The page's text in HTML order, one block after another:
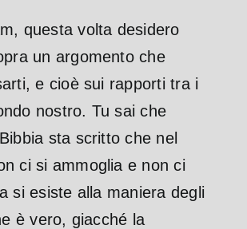
questa volta desidero
un argomento che
e cioè sui rapporti tra i
nostro. Tu sai che
sta scritto che nel
ci si ammoglia e non ci
si esiste alla maniera degli
è vero, giacché la